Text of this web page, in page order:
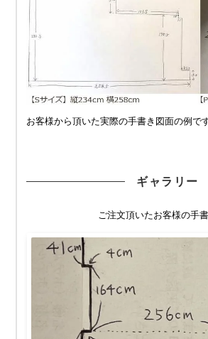
お客様から頂いた実際の手書き図面の例です
ギャラリー
ご注文頂いたお客様の手